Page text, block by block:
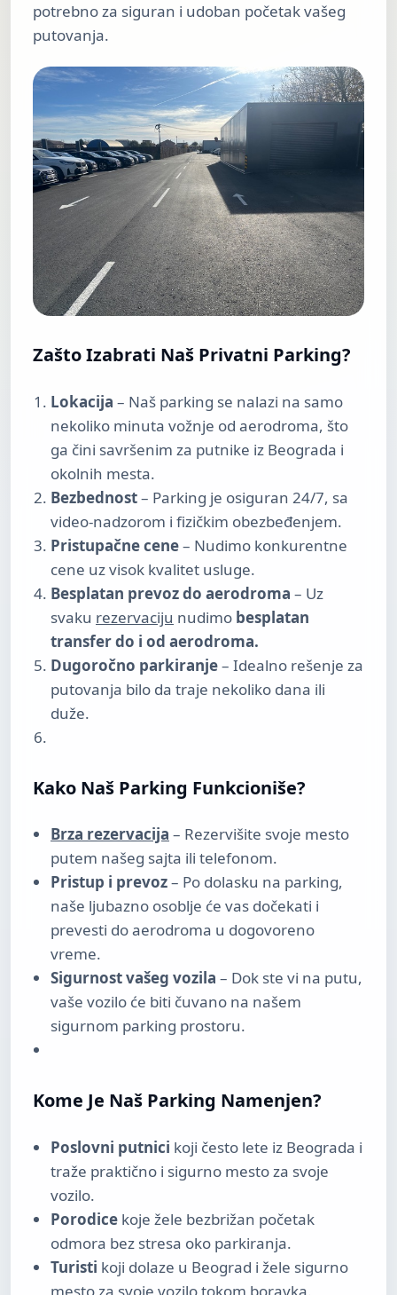
potrebno za siguran i udoban početak vašeg
putovanja.
Zašto Izabrati Naš Privatni Parking?
Lokacija – Naš parking se nalazi na samo
nekoliko minuta vožnje od aerodroma, što
ga čini savršenim za putnike iz Beograda i
okolnih mesta.
Bezbednost– Parking je osiguran 24/7, sa
video-nadzorom i fizičkim obezbeđenjem.
Pristupačne cene– Nudimo konkurentne
cene uz visok kvalitet usluge.
Besplatan prevoz do aerodroma – Uz
svaku rezervaciju nudimo besplatan
transfer do i od aerodroma.
Dugoročno parkiranje– Idealno rešenje za
putovanja bilo da traje nekoliko dana ili
duže.
Kako Naš Parking Funkcioniše?
Brza rezervacija – Rezervišite svoje mesto
putem našeg sajta ili telefonom.
Pristup i prevoz– Po dolasku na parking,
naše ljubazno osoblje će vas dočekati i
prevesti do aerodroma u dogovoreno
vreme.
Sigurnost vašeg vozila – Dok ste vi na putu,
vaše vozilo će biti čuvano na našem
sigurnom parking prostoru.
Kome Je Naš Parking Namenjen?
Poslovni putnici koji često lete iz Beograda i
traže praktično i sigurno mesto za svoje
vozilo.
Porodice koje žele bezbrižan početak
odmora bez stresa oko parkiranja.
Turisti koji dolaze u Beograd i žele sigurno
mesto za svoje vozilo tokom boravka.